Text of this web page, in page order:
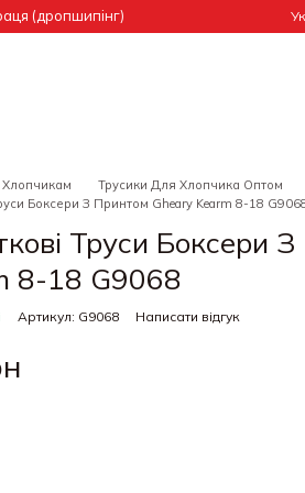
(дропшипінг)
Хлопчикам
Трусики Для Хлопчика Оптом
Боксери З Принтом Gheary Kearm 8-18
Труси Боксери
8-18 G9068
Артикул: G9068 Написати відгук